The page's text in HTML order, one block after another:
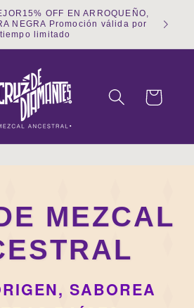
OFF EN ARROQUEÑO,
NEGRA Promoción válida por
tiempo limitado
Carrito
MEZCAL
SABOREA